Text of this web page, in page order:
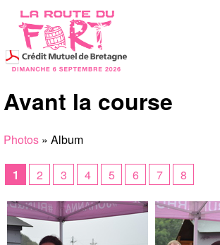
Avant la course
Photos » Album
1 2 3 4 5 6 7 8